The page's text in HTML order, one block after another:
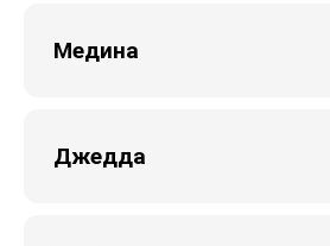
Медина
Джедда